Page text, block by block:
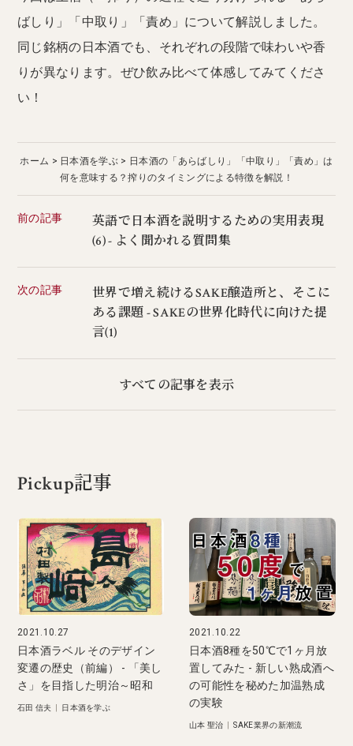
ばしり」「中取り」「責め」について解説しました。
同じ銘柄の日本酒でも、それぞれの段階で味わいや香
りが異なります。ぜひ飲み比べて体感してみてくださ
い！
ホーム 日本酒を学ぶ
日本酒の「あらばしり」「中取り」「責め」は
何を意味する？搾りのタイミングによる特徴を解説！
前の記事
英語で日本酒を説明するための実用表現
(6) - よく聞かれる質問集
次の記事
世界で増え続けるSAKE醸造所と、そこに
ある課題 - SAKEの世界化時代に向けた提
言(1)
すべての記事を表示
Pickup記事
2021.10.27
日本酒ラベル そのデザイン
変遷の歴史（前編） - 「美し
さ」を目指した明治～昭和
石田 信夫 日本酒を学ぶ
2021.10.22
日本酒8種を50℃で1ヶ月放
置してみた - 新しい熟成酒へ
の可能性を秘めた加温熟成
の実験
山本 聖治 |SAKE業界の新潮流